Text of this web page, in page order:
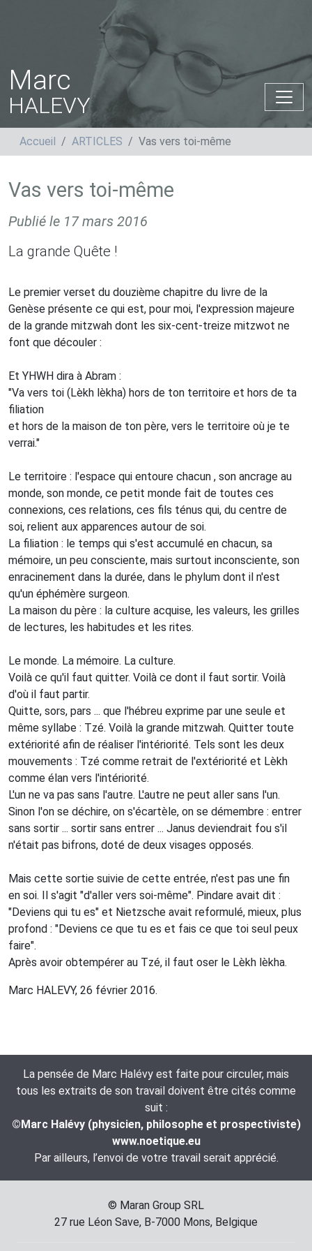
Marc
HALEVY
Accueil ARTICLES Vas vers toi-même
Vas vers toi-même
Publié le 17 mars 2016
La grande Quête !
Le premier verset du douzième chapitre du livre de la
Genèse présente ce qui est, pour moi, l'expression majeure
de la grande mitzwah dont les six-cent-treize mitzwot ne
font que découler :
Et YHWH dira à Abram :
"Va vers toi (Lèkh lèkha) hors de ton territoire et hors de ta
filiation
et hors de la maison de ton père, vers le territoire où je te
verrai."
Le territoire : l'espace qui entoure chacun , son ancrage au
monde, son monde, ce petit monde fait de toutes ces
connexions, ces relations, ces fils ténus qui, du centre de
soi, relient aux apparences autour de soi.
La filiation : le temps qui s'est accumulé en chacun, sa
mémoire, un peu consciente, mais surtout inconsciente, son
enracinement dans la durée, dans le phylum dont il n'est
qu'un éphémère surgeon.
La maison du père : la culture acquise, les valeurs, les grilles
de lectures, les habitudes et les rites.
Le monde. La mémoire. La culture.
Voilà ce qu'il faut quitter. Voilà ce dont il faut sortir. Voilà
d'où il faut partir.
Quitte, sors, pars ... que l'hébreu exprime par une seule et
même syllabe : Tzé. Voilà la grande mitzwah. Quitter toute
extériorité afin de réaliser l'intériorité. Tels sont les deux
mouvements : Tzé comme retrait de l'extériorité et Lèkh
comme élan vers l'intériorité.
L'un ne va pas sans l'autre. L'autre ne peut aller sans l'un.
Sinon l'on se déchire, on s'écartèle, on se démembre : entrer
sans sortir ... sortir sans entrer ... Janus deviendrait fou s'il
n'était pas bifrons, doté de deux visages opposés.
Mais cette sortie suivie de cette entrée, n'est pas une fin
en soi. Il s'agit "d'aller vers soi-même". Pindare avait dit :
"Deviens qui tu es" et Nietzsche avait reformulé, mieux, plus
profond : "Deviens ce que tu es et fais ce que toi seul peux
faire".
Après avoir obtempérer au Tzé, il faut oser le Lèkh lèkha.
Marc HALEVY, 26 février 2016.
La pensée de Marc Halévy est faite pour circuler, mais
tous les extraits de son travail doivent être cités comme
suit :
©Marc Halévy (physicien, philosophe et prospectiviste)
www.noetique.eu
Par ailleurs, l’envoi de votre travail serait apprécié.
© Maran Group SRL
27 rue Léon Save, B-7000 Mons, Belgique